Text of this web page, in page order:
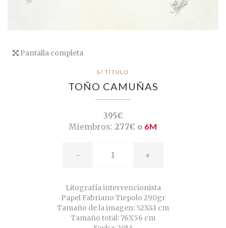
Pantalla completa
S/ TÍTULO
TOÑO CAMUÑAS
395€
Miembros: 277€ o 6M
- +
Litografía intervencionista
Papel Fabriano Tiepolo 290gr
Tamaño de la imagen: 52X41 cm
Tamaño total: 76X56 cm